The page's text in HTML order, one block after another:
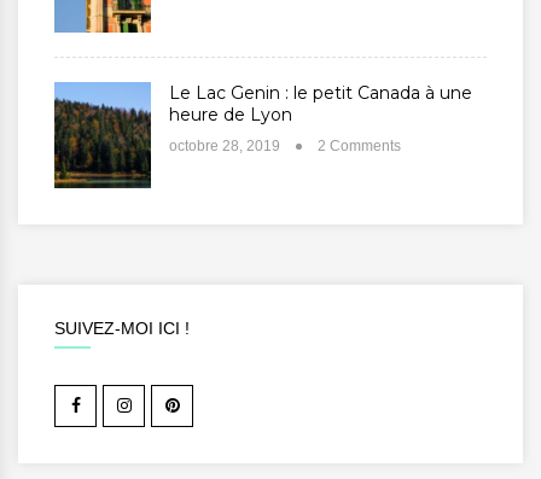
Le Lac Genin : le petit Canada à une
heure de Lyon
octobre 28, 2019 2 Comments
SUIVEZ-MOI ICI !